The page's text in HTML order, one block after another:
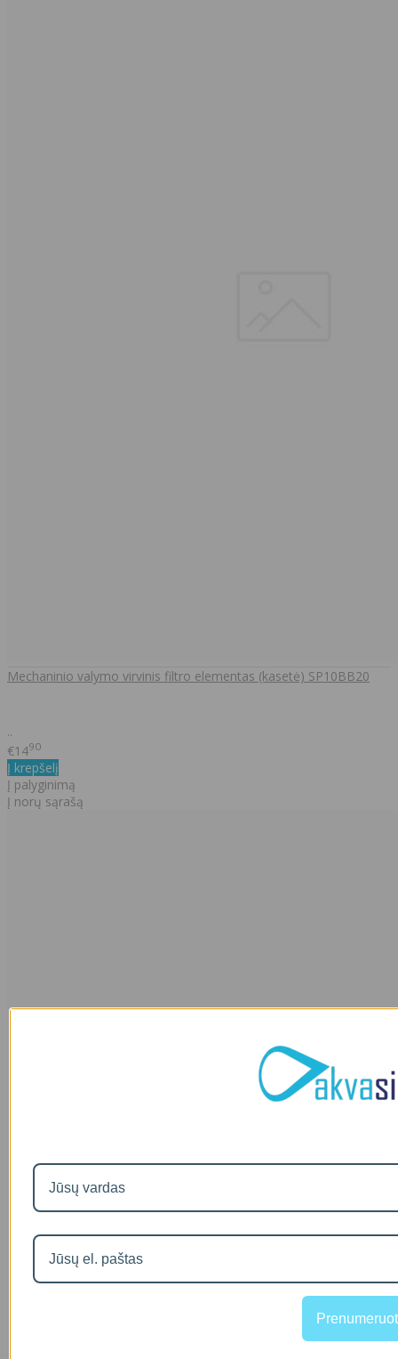
Mechaninio valymo virvinis filtro elementas (kasetė) SP10BB20
..
€1490
Į krepšelį
Į palyginimą
Į norų sąrašą